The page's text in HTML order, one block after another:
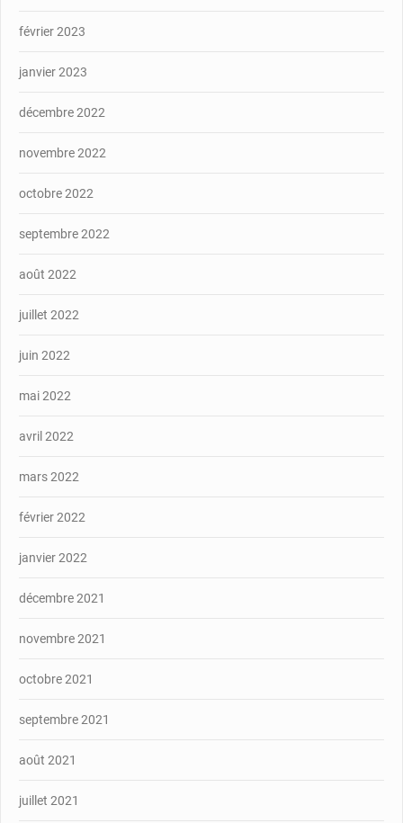
février 2023
janvier 2023
décembre 2022
novembre 2022
octobre 2022
septembre 2022
août 2022
juillet 2022
juin 2022
mai 2022
avril 2022
mars 2022
février 2022
janvier 2022
décembre 2021
novembre 2021
octobre 2021
septembre 2021
août 2021
juillet 2021